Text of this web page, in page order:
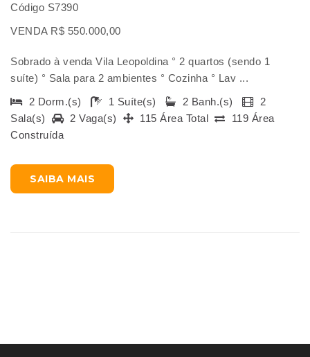
Código S7390
VENDA R$ 550.000,00
Sobrado à venda Vila Leopoldina ° 2 quartos (sendo 1
suíte) ° Sala para 2 ambientes ° Cozinha ° Lav ...
2 Dorm.(s)
1 Suíte(s) 2 Banh.(s)
2
Sala(s)
2 Vaga(s) 115 Área Total
119 Área
Construída
SAIBA MAIS